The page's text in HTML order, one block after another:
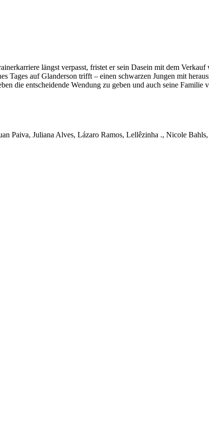
längst verpasst, fristet er sein Dasein mit dem
Tages auf Glanderson trifft – einen schwarzen Jungen mit
die entscheidende Wendung zu geben und auch seine Familie
Paiva, Juliana Alves, Lázaro Ramos, Lellêzinha ., Nicole